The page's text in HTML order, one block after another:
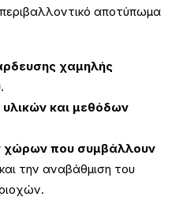
αποτύπωμα
χαμηλής
.
υλικών και μεθόδων
χώρων που συμβάλλουν
και την αναβάθμιση του